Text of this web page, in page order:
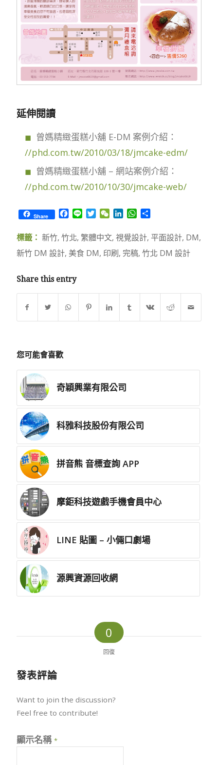
延伸閱讀
曾媽精緻蛋糕小舖 E-DM 案例介紹：
//phd.com.tw/2010/03/18/jmcake-edm/
曾媽精緻蛋糕小舖 – 網站案例介紹：
//phd.com.tw/2010/10/30/jmcake-web/
Share Facebook
LineTwitterWeChatLinkedInWhatsApp
Share
標籤： 新竹, 竹北, 繁體中文, 視覺設計, 平面設計, DM,
新竹 DM 設計, 美食 DM, 印刷, 完稿, 竹北 DM 設計
Share this entry
您可能會喜歡
奇穎興業有限公司
科雅科技股份有限公司
拼音熊 音標查詢 APP
摩鉅科技遊戲手機會員中心
LINE 貼圖 – 小倆口劇場
源興資源回收網
0
回復
發表評論
Want to join the discussion?
Feel free to contribute!
顯示名稱 *